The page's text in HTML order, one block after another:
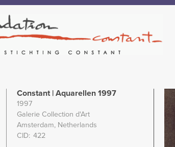
Constant | Aquarellen 1997
1997
Galerie Collection d'Art
Amsterdam, Netherlands
CID 422